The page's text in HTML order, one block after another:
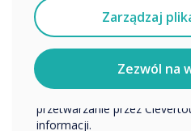
Zarządzaj
Zezwól na
Clevertouch.
Aby uzyskać informacje o
wykorzystujemy Twoje
politykę prywatności.
Klikając Wyślij, wyrażasz
przetwarzanie przez
informacji.